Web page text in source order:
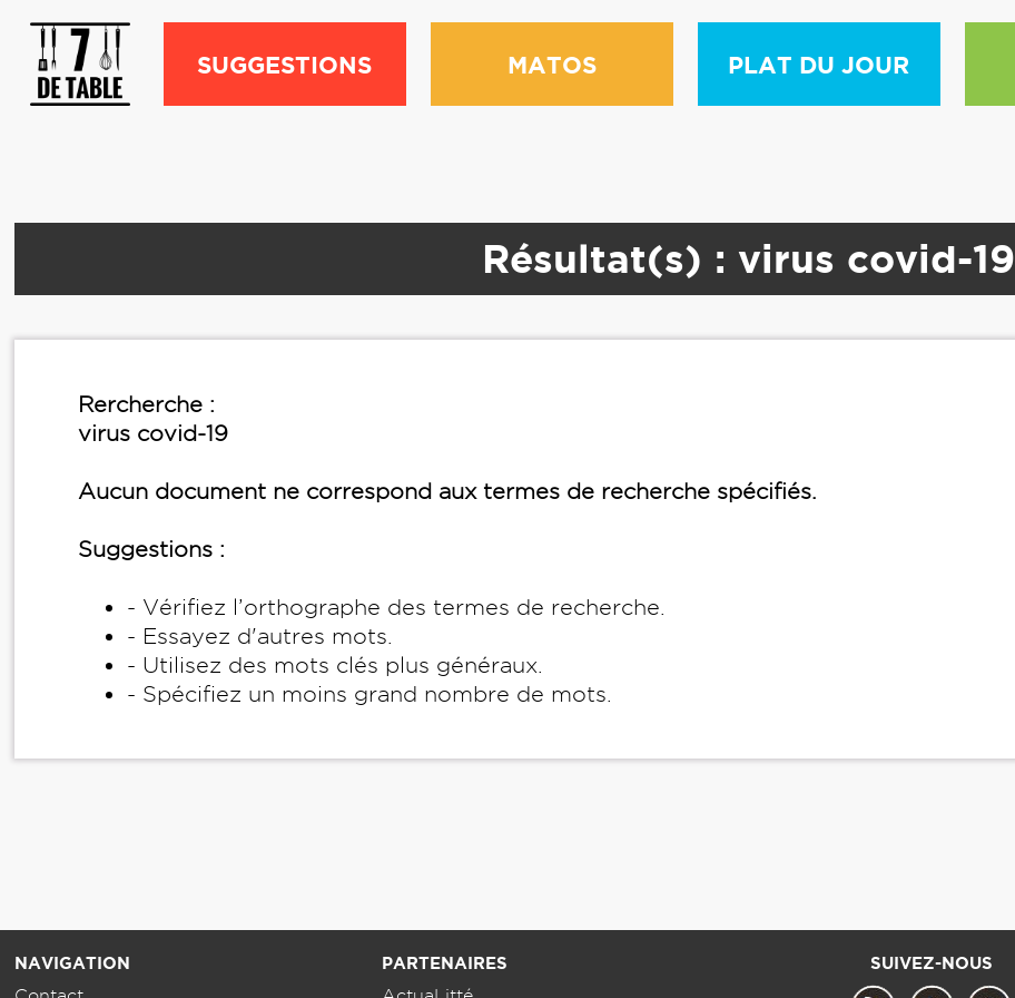
SUGGESTIONS MATOS PLAT DU JOUR
Résultat(s) : virus covid-19
Rercherche :
virus covid-19
Aucun document ne correspond aux termes de recherche spécifiés.
Suggestions :
- Vérifiez l’orthographe des termes de recherche.
- Essayez d'autres mots.
- Utilisez des mots clés plus généraux.
- Spécifiez un moins grand nombre de mots.
NAVIGATION
PARTENAIRES
SUIVEZ-NOUS